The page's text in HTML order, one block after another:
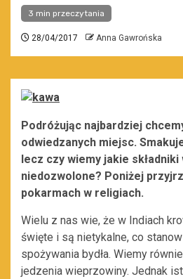
3 min przeczytania
28/04/2017 Anna Gawrońska
Podróżując najbardziej
odwiedzanych miejsc.
lecz czy wiemy jakie
niedozwolone? Poniżej
pokarmach w religiach.
Wielu z nas wie, że w Indiach
święte i są nietykalne, co
spożywania bydła. Wiemy
jedzenia wieprzowiny. Jednak